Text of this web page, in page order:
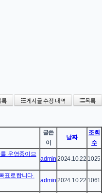
록
게시글 수정 내역 목록
글쓴
이
날짜
조회
수
운영중이므
admin 2024.10.22 1025
표로합니다.
admin 2024.10.22 1061